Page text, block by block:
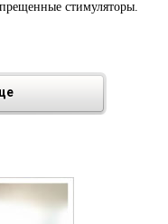
стимуляторы.